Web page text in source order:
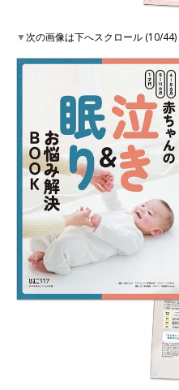
▼次の画像は下へスクロール (10/44)